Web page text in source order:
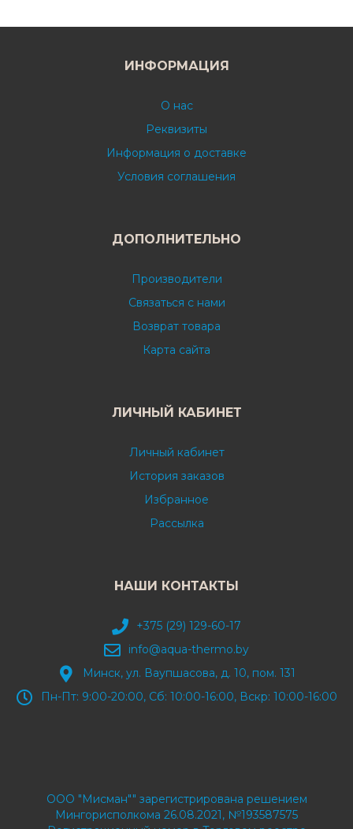
ИНФОРМАЦИЯ
О нас
Реквизиты
Информация о доставке
Условия соглашения
ДОПОЛНИТЕЛЬНО
Производители
Связаться с нами
Возврат товара
Карта сайта
ЛИЧНЫЙ КАБИНЕТ
Личный кабинет
История заказов
Избранное
Рассылка
НАШИ КОНТАКТЫ
+375 (29) 129-60-17
info@aqua-thermo.by
Минск, ул. Ваупшасова, д. 10, пом. 131
Пн-Пт: 9:00-20:00, Сб: 10:00-16:00, Вскр: 10:00-16:00
ООО "Мисман"" зарегистрирована решением
Мингорисполкома 26.08.2021, №193587575